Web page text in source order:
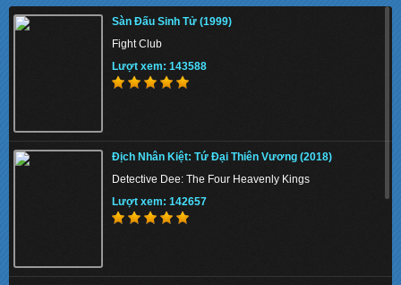
Sàn Đấu Sinh Tử (1999)
Fight Club
Lượt xem: 143588
Địch Nhân Kiệt: Tứ Đại Thiên Vương (2018)
Detective Dee: The Four Heavenly Kings
Lượt xem: 142657